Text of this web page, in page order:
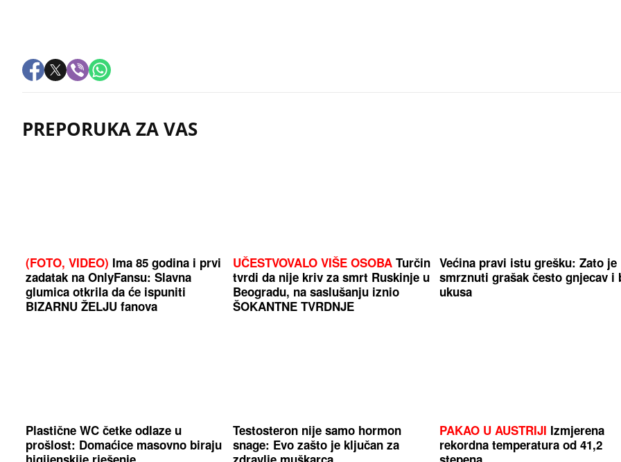
PREPORUKA ZA VAS
(FOTO, VIDEO) Ima 85 godina i prvi
zadatak na OnlyFansu: Slavna
glumica otkrila da će ispuniti
BIZARNU ŽELJU fanova
UČESTVOVALO VIŠE OSOBATurčin
tvrdi da nije kriv za smrt Ruskinje u
Beogradu, na saslušanju iznio
ŠOKANTNE TVRDNJE
Većina pravi istu grešku: Zato je
smrznuti grašak često gnjecav i
ukusa
Plastične WC četke odlaze u
prošlost: Domaćice masovno biraju
Testosteron nije samo hormon
snage: Evo zašto je ključan za
PAKAO U AUSTRIJI Izmjerena
rekordna temperatura od 41,2